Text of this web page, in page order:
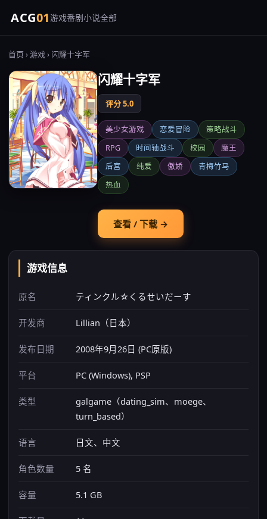
ACG01游戏番剧小说全部
首页 ›游戏› 闪耀十字军
闪耀十字军
评分 5.0
美少女游戏 恋爱冒险
策略战斗
RPG
时间轴战斗 校园
魔王
后宫
纯爱 傲娇
青梅竹马
热血
查看 / 下载 →
游戏信息
原名 ティンクル☆くるせいだーす
开发商 Lillian（日本）
发布日期 2008年9月26日 (PC原版)
平台 PC (Windows), PSP
类型
galgame（dating_sim、moege、
turn_based）
语言 日文、中文
角色数量 5 名
容量 5.1 GB